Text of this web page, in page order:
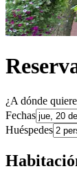
¿A dónde
Fechas
Huéspedes